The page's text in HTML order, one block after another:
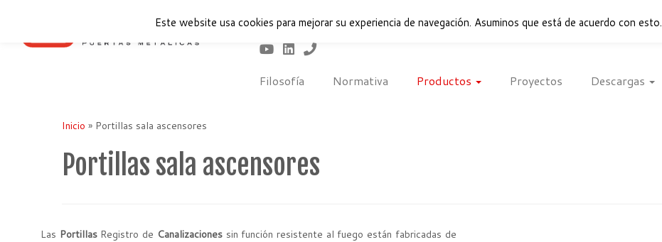
Filosofía Normativa Productos Proyectos Descargas
Inicio » Portillas sala ascensores
Portillas sala ascensores
Las PortillasRegistro de Canalizacionessin función resistente al fuego están fabricadas de
Este website usa cookies para mejorar su experiencia de navegación. Asuminos que está de acuerdo con esto.